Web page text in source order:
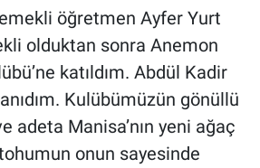
öğretmen Ayfer Yurt
olduktan sonra Anemon
katıldım. Abdül Kadir
Kulübümüzün gönüllü
adeta Manisa’nın yeni ağaç
onun sayesinde